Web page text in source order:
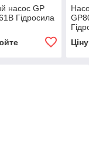
насос GP
Гідросила